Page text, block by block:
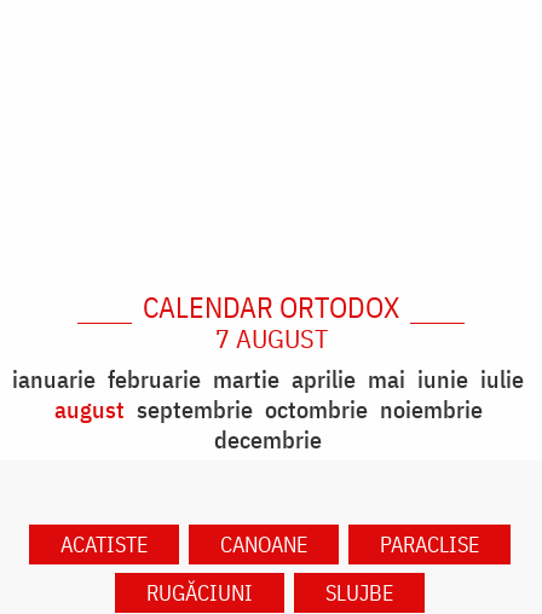
CALENDAR ORTODOX
7 AUGUST
ianuarie februarie martie aprilie mai iunie iulie
august septembrie octombrie noiembrie
decembrie
ACATISTE CANOANE
PARACLISE
RUGĂCIUNI
SLUJBE